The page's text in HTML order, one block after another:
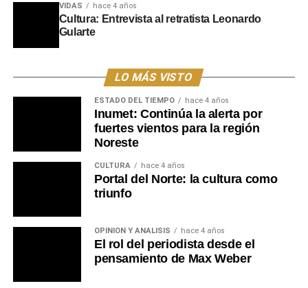
adelantó que durante el transcurso del año se
implementarán nuevas propuestas y certámenes
a fomentar la integración de los jóvenes de todo el
departamento de Tacuarembó.
VIDAS hace 4 años
Cultura: Entrevista al retratista Leonardo
Gularte
LO MÁS VISTO
ESTADO DEL TIEMPO hace 4 años
Inumet: Continúa la alerta por
fuertes vientos para la región
Noreste
CULTURA hace 4 años
Portal del Norte: la cultura como
triunfo
OPINIÓN Y ANÁLISIS hace 4 años
El rol del periodista desde el
pensamiento de Max Weber